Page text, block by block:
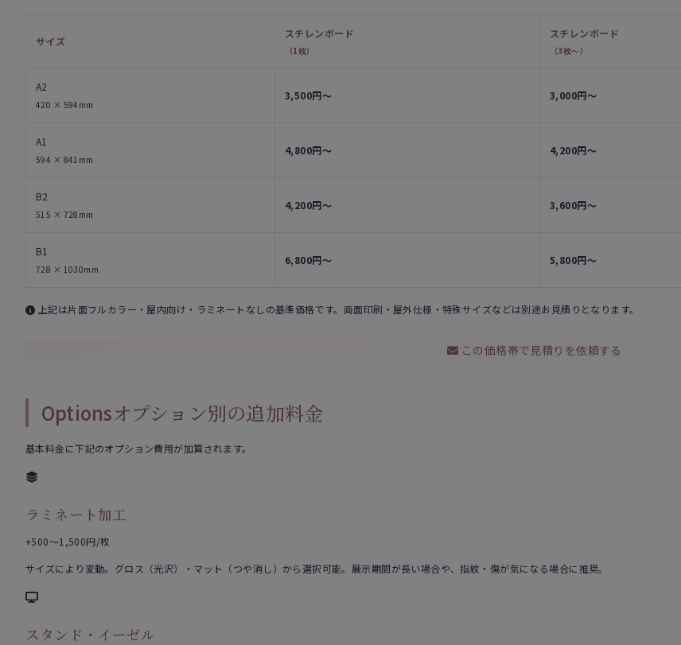
サイズ
スチレンボード
（1枚）
スチレンボード
（3枚〜）
A2
420 × 594mm
3,500円〜 3,000円〜
A1
594 × 841mm
4,800円〜 4,200円〜
B2
515 × 728mm
4,200円〜 3,600円〜
B1
728 × 1030mm
6,800円〜 5,800円〜
上記は片面フルカラー・屋内向け・ラミネートなしの基準価格です。両面印刷・屋外仕様・特殊サイズなどは別途お見積りとなります。
この価格帯で見積りを依頼する
Optionsオプション別の追加料金
基本料金に下記のオプション費用が加算されます。
ラミネート加工
+500〜1,500円/枚
サイズにより変動。グロス（光沢）・マット（つや消し）から選択可能。展示期間が長い場合や、指紋・傷が気になる場合に推奨。
スタンド・イーゼル